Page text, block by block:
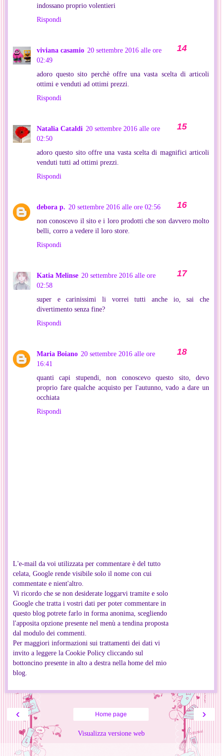
indossano proprio volentieri
Rispondi
viviana casamio 20 settembre 2016 alle ore
02:49
adoro questo sito perchè offre una vasta scelta di articoli
ottimi e venduti ad ottimi prezzi.
Rispondi
Natalia Cataldi 20 settembre 2016 alle ore
02:50
adoro questo sito offre una vasta scelta di magnifici articoli
venduti tutti ad ottimi prezzi.
Rispondi
debora p. 20 settembre 2016 alle ore 02:56
non conoscevo il sito e i loro prodotti che son davvero molto
belli, corro a vedere il loro store.
Rispondi
Katia Melinse 20 settembre 2016 alle ore
02:58
super e carinissimi li vorrei tutti anche io, sai che
divertimento senza fine?
Rispondi
Maria Boiano 20 settembre 2016 alle ore
16:41
quanti capi stupendi, non conoscevo questo sito, devo
proprio fare qualche acquisto per l'autunno, vado a dare un
occhiata
Rispondi
L'e-mail da voi utilizzata per commentare è del tutto
celata, Google rende visibile solo il nome con cui
commentate e nient'altro.
Vi ricordo che se non desiderate loggarvi tramite e solo
Google che tratta i vostri dati per poter commentare in
questo blog potrete farlo in forma anonima, scegliendo
l'apposita opzione presente nel menù a tendina proposta
dal modulo dei commenti.
Per maggiori informazioni sui trattamenti dei dati vi
invito a leggere la Cookie Policy cliccando sul
bottoncino presente in alto a destra nella home del mio
blog.
‹ ›
Home page
Visualizza versione web
Informazioni personali